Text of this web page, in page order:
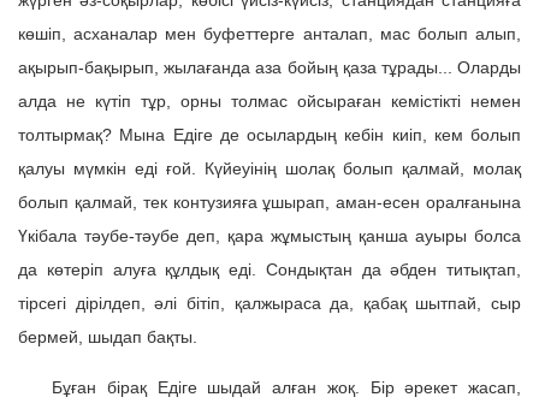
көшіп, асханалар мен буфеттерге анталап, мас болып алып,
ақырып-бақырып, жылағанда аза бойың қаза тұрады... Оларды
алда не күтіп тұр, орны толмас ойсыраған кемістікті немен
толтырмақ? Мына Едіге де осылардың кебін киіп, кем болып
қалуы мүмкін еді ғой. Күйеуінің шолақ болып қалмай, молақ
болып қалмай, тек контузияға ұшырап, аман-есен оралғанына
Үкібала тәубе-тәубе деп, қара жұмыстың қанша ауыры болса
да көтеріп алуға құлдық еді. Сондықтан да әбден титықтап,
тірсегі дірілдеп, әлі бітіп, қалжыраса да, қабақ шытпай, сыр
бермей, шыдап бақты.
Бұған бірақ Едіге шыдай алған жоқ. Бір әрекет жасап,